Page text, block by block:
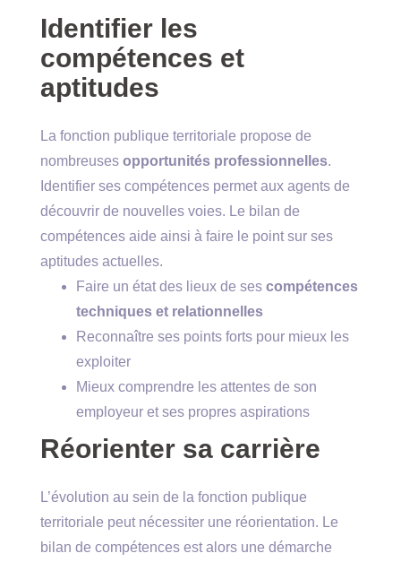
Identifier les
compétences et
aptitudes
La fonction publique territoriale propose de
nombreuses opportunités professionnelles.
Identifier ses compétences permet aux agents de
découvrir de nouvelles voies. Le bilan de
compétences aide ainsi à faire le point sur ses
aptitudes actuelles.
Faire un état des lieux de ses compétences
techniques et relationnelles
Reconnaître ses points forts pour mieux les
exploiter
Mieux comprendre les attentes de son
employeur et ses propres aspirations
Réorienter sa carrière
L’évolution au sein de la fonction publique
territoriale peut nécessiter une réorientation. Le
bilan de compétences est alors une démarche